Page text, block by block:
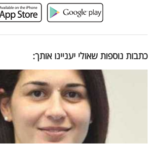
כתבות נוספות שאולי יעניינו אותך: